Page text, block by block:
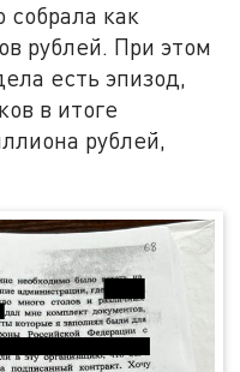
как
рублей. При этом
есть эпизод,
в итоге
рублей,